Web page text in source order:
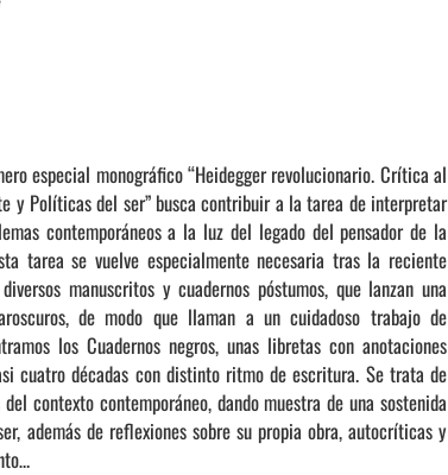
especial monográfico “Heidegger revolucionario. Crítica al
y Políticas del ser” busca contribuir a la tarea de interpretar
contemporáneos a la luz del legado del pensador de la
tarea se vuelve especialmente necesaria tras la reciente
manuscritos y cuadernos póstumos, que lanzan una
de modo que llaman a un cuidadoso trabajo de
los Cuadernos negros, unas libretas con anotaciones
cuatro décadas con distinto ritmo de escritura. Se trata de
contexto contemporáneo, dando muestra de una sostenida
además de reflexiones sobre su propia obra, autocríticas y